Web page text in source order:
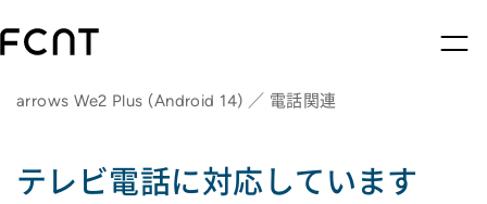
arrows We2 Plus (Android 14) ／ 電話関連
テレビ電話に対応しています